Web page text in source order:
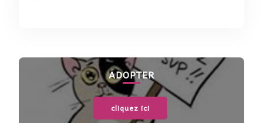
ADOPTER
cliquez ici